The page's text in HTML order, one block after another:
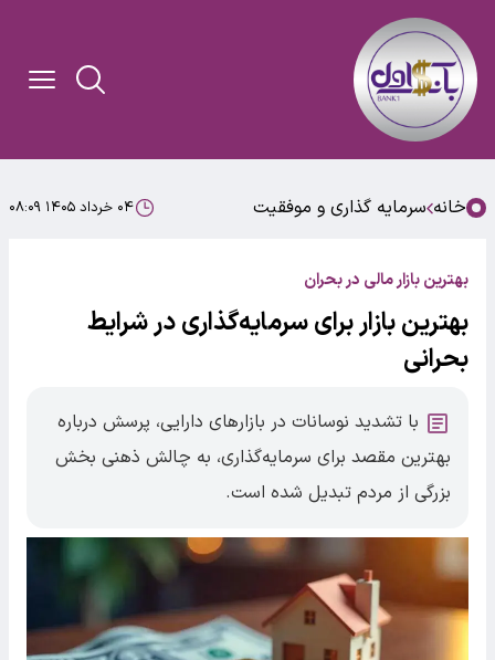
خانه سرمایه گذاری و موفقیت ۰۴ خرداد ۱۴۰۵ ۰۸:۰۹
بهترین بازار مالی در بحران
بهترین بازار برای سرمایه‌گذاری در شرایط
بحرانی
با تشدید نوسانات در بازارهای دارایی، پرسش درباره
بهترین مقصد برای سرمایه‌گذاری، به چالش ذهنی بخش
بزرگی از مردم تبدیل شده است.